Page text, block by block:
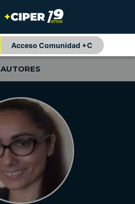
Acceso Comunidad +C
AUTORES